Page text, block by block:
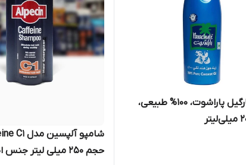
روغن نارگیل پاراشوت، 100% طبیعی،
حجم 250 میلی لیتر جنس اصلی